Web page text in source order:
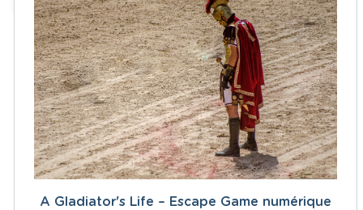
A Gladiator's Life – Escape Game numérique